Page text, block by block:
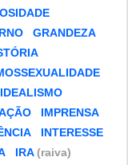
GRANDEZA
IDEALISMO
IMPRENSA
INTERESSE
IRA(raiva)